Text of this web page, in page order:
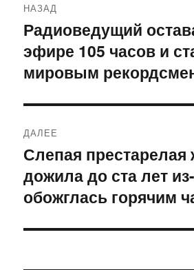
по
записям
НАЗАД
Предыдущая
запись:
Радиоведущий
эфире 105 часов и
мировым
ДАЛЕЕ
Следующая
запись:
Слепая
дожила до ста лет
обожглась горячим